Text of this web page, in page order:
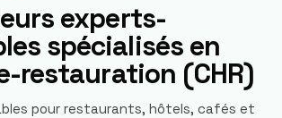
experts-
spécialisés en
restauration (CHR)
pour restaurants, hôtels, cafés et